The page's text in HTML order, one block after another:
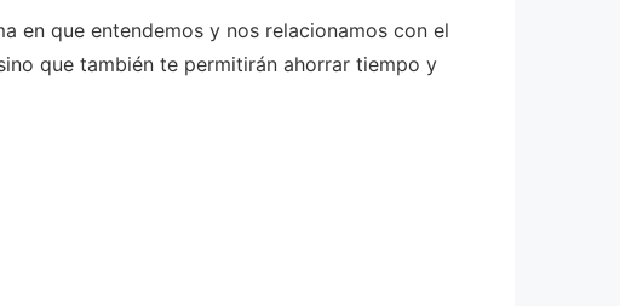
en que entendemos y nos relacionamos con el
que también te permitirán ahorrar tiempo y